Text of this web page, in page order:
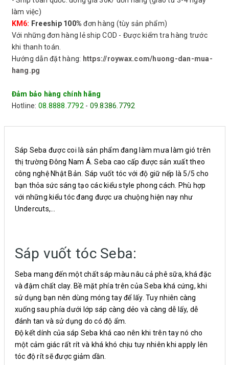
làm việc)
KM6: Freeship 100% đơn hàng (tùy sản phẩm)
Với những đơn hàng lẻ ship COD - Được kiểm tra hàng trước
khi thanh toán.
Hướng dẫn đặt hàng: https://roywax.com/huong-dan-mua-
hang.pg
Đảm bảo hàng chính hãng
Hotline: 08.8888.7792 - 09.8386.7792
Sáp Seba được coi là sản phẩm đang làm mưa làm gió trên
thị trường Đông Nam Á. Seba cao cấp được sản xuất theo
công nghệ Nhật Bản. Sáp vuốt tóc với độ giữ nếp là 5/5 cho
bạn thỏa sức sáng tạo các kiểu style phong cách. Phù hợp
với những kiểu tóc đang được ưa chuộng hiện nay như
Undercuts,…
Sáp vuốt tóc Seba:
Seba mang đến một chất sáp màu nâu cả phê sữa, khá đặc
và đậm chất clay. Bề mặt phía trên của Seba khá cứng, khi
sử dụng bạn nên dùng móng tay để lấy. Tuy nhiên càng
xuống sau phía dưới lớp sáp càng dẻo và càng dễ lấy, dễ
đánh tan và sử dụng do có độ ẩm.
Độ kết dính của sáp Seba khá cao nên khi trên tay nó cho
một cảm giác rất rít và khá khó chịu tuy nhiên khi apply lên
tóc độ rít sẽ được giảm dần.